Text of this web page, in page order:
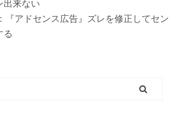
出来ない
『アドセンス広告』ズレを修正してセン
る